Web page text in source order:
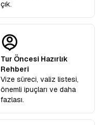
çık.
Tur Öncesi Hazırlık
Rehberi
Vize süreci, valiz listesi,
önemli ipuçları ve daha
fazlası.